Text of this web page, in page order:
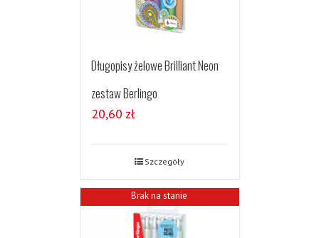
Długopisy żelowe Brilliant Neon
zestaw Berlingo
20,60 zł
Szczegóły
Brak na stanie